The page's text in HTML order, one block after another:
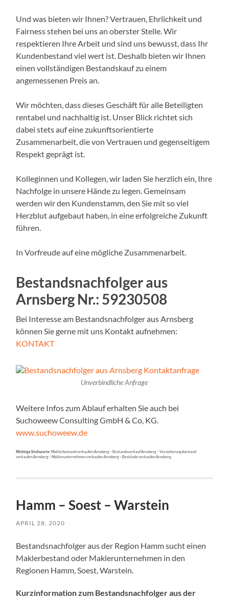
Und was bieten wir Ihnen? Vertrauen, Ehrlichkeit und
Fairness stehen bei uns an oberster Stelle. Wir
respektieren Ihre Arbeit und sind uns bewusst, dass Ihr
Kundenbestand viel wert ist. Deshalb bieten wir Ihnen
einen vollständigen Bestandskauf zu einem
angemessenen Preis an.
Wir möchten, dass dieses Geschäft für alle Beteiligten
rentabel und nachhaltig ist. Unser Blick richtet sich
dabei stets auf eine zukunftsorientierte
Zusammenarbeit, die von Vertrauen und gegenseitigem
Respekt geprägt ist.
Kolleginnen und Kollegen, wir laden Sie herzlich ein, Ihre
Nachfolge in unsere Hände zu legen. Gemeinsam
werden wir den Kundenstamm, den Sie mit so viel
Herzblut aufgebaut haben, in eine erfolgreiche Zukunft
führen.
In Vorfreude auf eine mögliche Zusammenarbeit.
Bestandsnachfolger aus
Arnsberg Nr.: 59230508
Bei Interesse am Bestandsnachfolger aus Arnsberg
können Sie gerne mit uns Kontakt aufnehmen:
KONTAKT
Unverbindliche Anfrage
Weitere Infos zum Ablauf erhalten Sie auch bei
Suchoweew Consulting GmbH & Co, KG.
www.suchoweew.de
Wichtige Stichworte: Maklerbestand verkaufen Arnsberg – Bestandsverkauf Arnsberg – Versicherungsbestand
verkaufen Arnsberg – Maklerunternehmen verkaufen Arnsberg – Bestände verkaufen Arnsberg.
Hamm – Soest – Warstein
APRIL 28, 2020
Bestandsnachfolger aus der Region Hamm sucht einen
Maklerbestand oder Maklerunternehmen in den
Regionen Hamm, Soest, Warstein.
Kurzinformation zum Bestandsnachfolger aus der